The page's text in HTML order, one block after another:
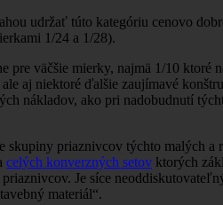
udržať túto kategóriu cenovo
1/24 a 1/28).
väčšie mierky, najmä 1/10 ktoré
aj niektoré ďalšie zaujímavé
nákladov, ako pri nadobudnutí
priaznivcov týchto malých
celých konverzných setov ktorých
Je síce
materiál“.